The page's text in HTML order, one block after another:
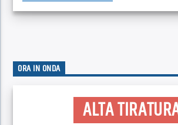
ORA IN ONDA
ALTA